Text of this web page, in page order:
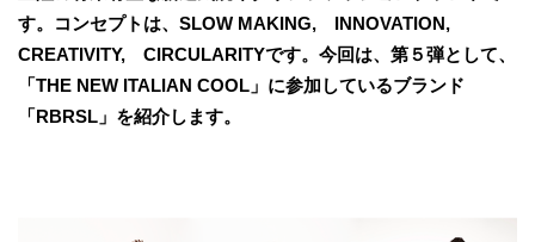
す。コンセプトは、SLOW MAKING, INNOVATION,
CREATIVITY, CIRCULARITYです。今回は、第５弾として、
「THE NEW ITALIAN COOL」に参加しているブランド
「RBRSL」を紹介します。